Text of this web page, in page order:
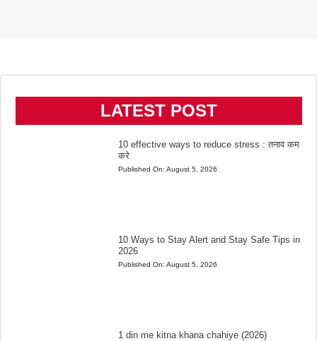
LATEST POST
10 effective ways to reduce stress : तनाव कम
करे
Published On: August 5, 2026
10 Ways to Stay Alert and Stay Safe Tips in
2026
Published On: August 5, 2026
1 din me kitna khana chahiye (2026)